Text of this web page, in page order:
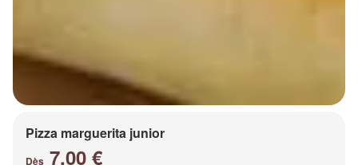
Pizza marguerita junior
Dès 7.00 €